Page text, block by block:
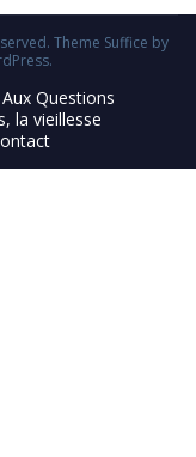
Theme Suffice by
.
Questions
la vieillesse